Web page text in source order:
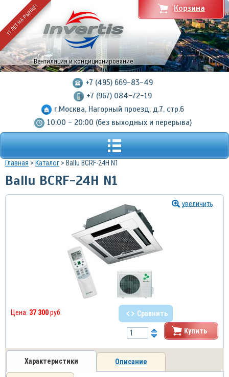
11 ЛЕТ НА РЫНКЕ!
Вентиляция и кондиционирование
+7 (495) 669-83-49
+7 (967) 084-72-19
г.Москва, Нагорный проезд, д.7, стр.6
10:00 - 20:00 (без выходных и перерыва)
Корзина
Главная > Каталог > Ballu BCRF-24H N1
Ballu BCRF-24H N1
увеличить
Цена: 37 300руб. Сравнить
Купить
Характеристики Описание